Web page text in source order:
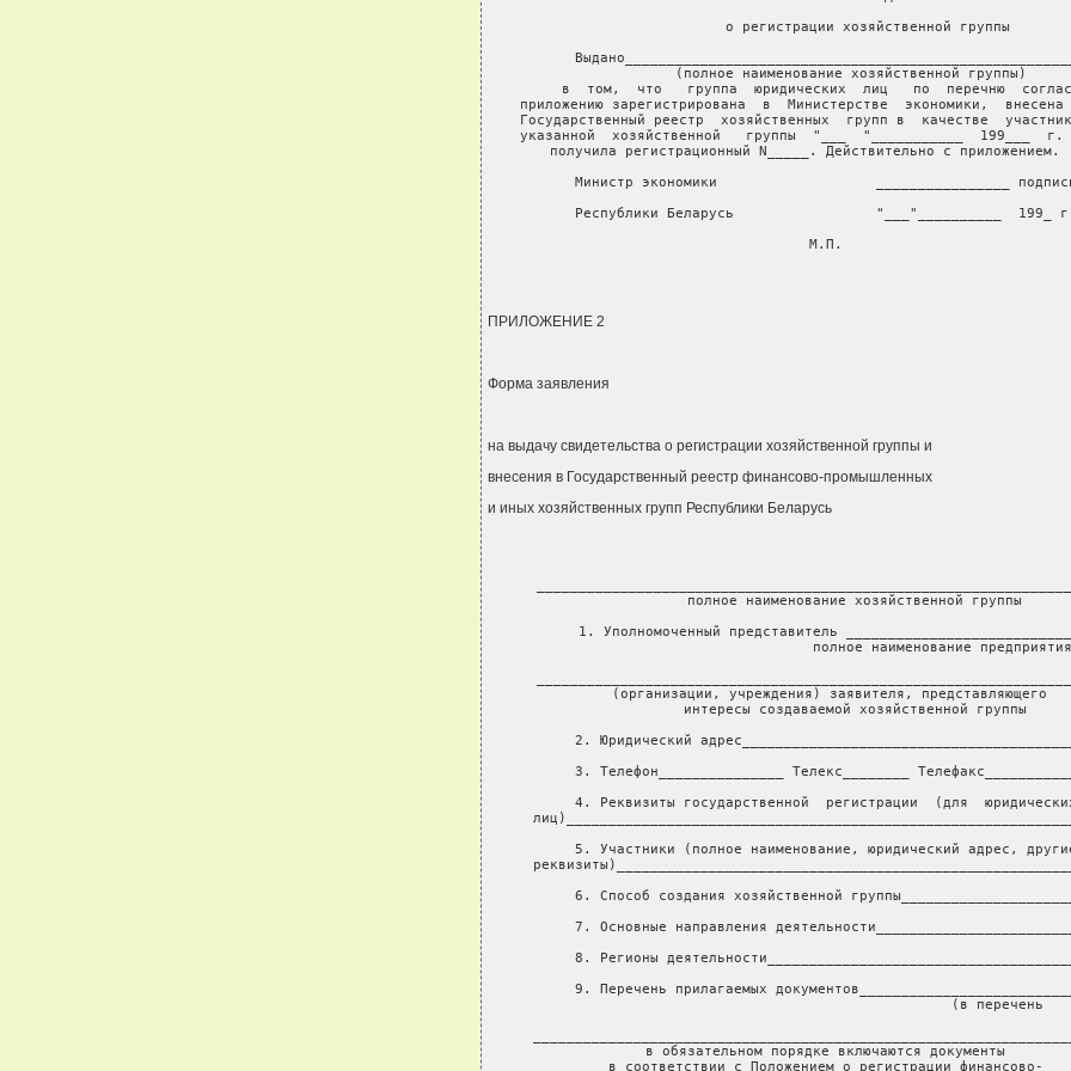
               о регистрации хозяйственной группы
     Выдано______________________________________________________
           (полное наименование хозяйственной группы)
в  том,  что   группа  юридических  лиц   по  перечню
приложению зарегистрирована  в  Министерстве  экономики,
Государственный реестр  хозяйственных  групп в  качестве
указанной  хозяйственной   группы  "___  "___________  199___  г.
получила регистрационный N_____. Действительно с приложением.
Министр экономики                   ________________
Республики Беларусь                 "___"__________  199_
     М.П.
ПРИЛОЖЕНИЕ 2
Форма заявления
на выдачу свидетельства о регистрации хозяйственной группы и
внесения в Государственный реестр финансово-промышленных
и иных хозяйственных групп Республики Беларусь
            полное наименование хозяйственной группы
     1. Уполномоченный представитель ___________________________
                                 полное наименование предприятия
      (организации, учреждения) заявителя, представляющего
            интересы создаваемой хозяйственной группы
     2. Юридический адрес________________________________________
     3. Телефон_______________ Телекс________ Телефакс___________
4. Реквизиты государственной  регистрации  (для
лиц)_____________________________________________________________
5. Участники (полное наименование, юридический адрес,
реквизиты)_______________________________________________________
     6. Способ создания хозяйственной группы_____________________
     7. Основные направления деятельности________________________
     8. Регионы деятельности_____________________________________
     9. Перечень прилагаемых документов__________________________
                                              (в перечень
     в обязательном порядке включаются документы
     в соответствии с Положением о регистрации финансово-